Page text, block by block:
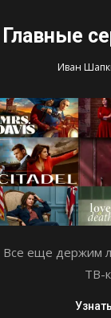
Главные
Иван
Все еще держим
ТВ-